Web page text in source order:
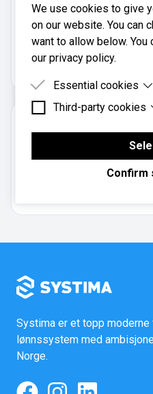
Silva Regnskap Da er
Brønnøysundregistrene
990516065 .
Om
Informasjon om
lagt til. Kontakt
We use cookies to give
on our website. You can
want to allow below.
our privacy policy.
Essential cookies
Essential cookies are
Third-party cookies
Third-party cookies
software to enable
Maps.
Confirm
Systima er et topp
lønnssystem med
Norge.